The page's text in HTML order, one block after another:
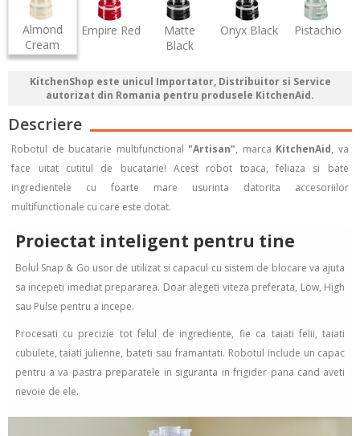
Almond
Cream
Empire Red
Matte
Black
Onyx Black Pistachio
KitchenShop este unicul Importator, Distribuitor si Service
autorizat din Romania pentru produsele KitchenAid.
Descriere
Robotul de bucatarie multifunctional"Artisan", marca KitchenAid, va
face uitat cutitul de bucatarie! Acest robot toaca, feliaza si bate
ingredientele cu foarte mare usurinta datorita accesoriilor
multifunctionale cu care este dotat.
Proiectat inteligent pentru tine
Bolul Snap & Go usor de utilizat si capacul cu sistem de blocare va ajuta
sa incepeti imediat prepararea. Doar alegeti viteza preferata, Low, High
sau Pulse pentru a incepe.
Procesati cu precizie tot felul de ingrediente, fie ca taiati felii, taiati
cubulete, taiati julienne, bateti sau framantati. Robotul include un capac
pentru a va pastra preparatele in siguranta in frigider pana cand aveti
nevoie de ele.